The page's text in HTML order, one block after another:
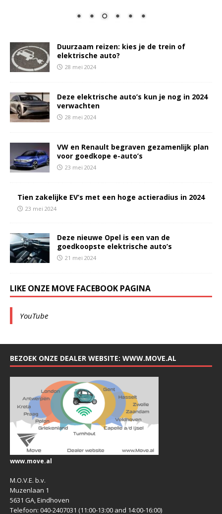
Duurzaam reizen: kies je de trein of
elektrische auto?
28 mei 2024
Deze elektrische auto’s kun je nog in 2024
verwachten
28 mei 2024
VW en Renault begraven gezamenlijk plan
voor goedkope e-auto’s
23 mei 2024
Tien zakelijke EV’s met een hoge actieradius in 2024
23 mei 2024
Deze nieuwe Opel is een van de
goedkoopste elektrische auto’s
21 mei 2024
LIKE ONZE MOVE FACEBOOK PAGINA
YouTube
BEZOEK ONZE DEALER WEBSITE: WWW.MOVE.AL
www.move.al
M.O.V.E. b.v.
Muzenlaan 1
5631 GA, Eindhoven
Telefoon: 040-2407031 (11:00-13:00 and 14:00-16:00)